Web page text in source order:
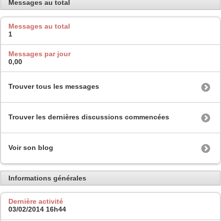
Messages au total
Messages au total
1
Messages par jour
0,00
Trouver tous les messages
Trouver les dernières discussions commencées
Voir son blog
Informations générales
Dernière activité
03/02/2014 16h44